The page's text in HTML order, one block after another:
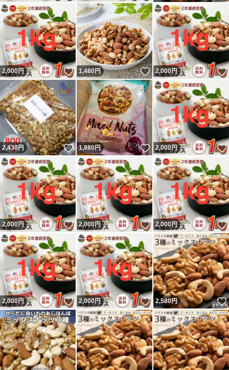
2,000円 いいね！
1,480円 いいね！
2,000円
2,430円 いいね！
1,980円 いいね！
2,000円
2,000円 いいね！
2,000円 いいね！
2,000円
2,000円 いいね！
2,000円 いいね！
2,580円